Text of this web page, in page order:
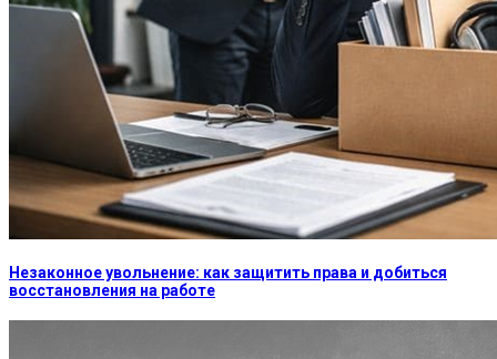
Незаконное увольнение: как защитить права и добиться
восстановления на работе